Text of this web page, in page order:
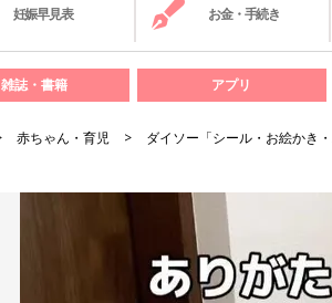
妊娠早見表 お金・手続き
雑誌・書籍 アプリ
赤ちゃん・育児 ダイソー「シール・お絵かき